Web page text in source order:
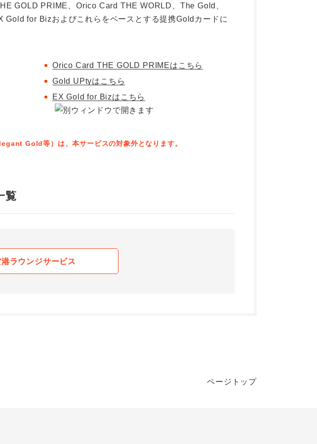
GOLD PRIME、Orico Card THE WORLD、The Gold、
for Bizおよびこれらをベースとする提携Goldカードに
Orico Card THE GOLD PRIMEはこちら
Gold UPtyはこちら
EX Gold for Bizはこちら
Gold等）は、本サービスの対象外となります。
覧
港ラウンジサービス
ページトップ